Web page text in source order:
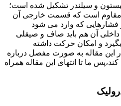
و سیلندر تشکیل شده است؛
است که قسمت خارجی آن
فشارهایی که وارد می شود
آن هم باید صاف و صیقلی
و امکان حرکت داشته
این مقاله به صورت مفصل درباره
ما تا انتهای این مقاله همراه